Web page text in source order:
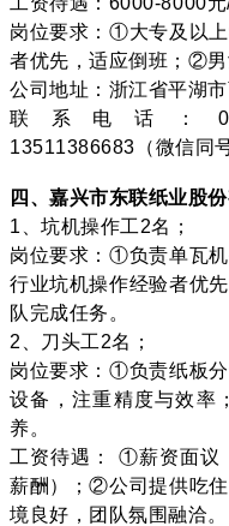
岗位要求：①大专及以
者优先，适应倒班；②男
公司地址：浙江省平湖
联系电话：
13511386683（微信同号
四、嘉兴市东联纸业股
1、坑机操作工2名；
岗位要求：①负责单瓦
行业坑机操作经验者优
队完成任务。
2、刀头工2名；
岗位要求：①负责纸板
设备，注重精度与效率
养。
工资待遇： ①薪资面议
薪酬）；②公司提供吃
境良好，团队氛围融洽。